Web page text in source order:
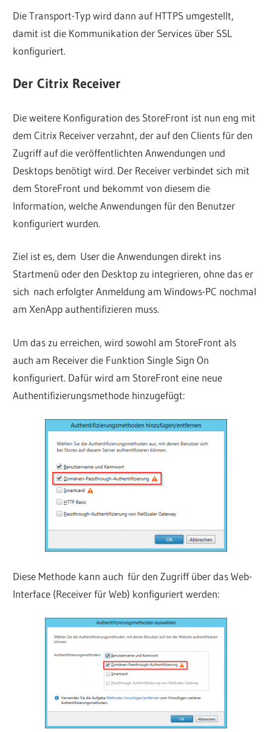
Die Transport-Typ wird dann auf HTTPS umgestellt,
damit ist die Kommunikation der Services über SSL
konfiguriert.
Der Citrix Receiver
Die weitere Konfiguration des StoreFront ist nun eng mit
dem Citrix Receiver verzahnt, der auf den Clients für den
Zugriff auf die veröffentlichten Anwendungen und
Desktops benötigt wird. Der Receiver verbindet sich mit
dem StoreFront und bekommt von diesem die
Information, welche Anwendungen für den Benutzer
konfiguriert wurden.
Ziel ist es, dem User die Anwendungen direkt ins
Startmenü oder den Desktop zu integrieren, ohne das er
sich nach erfolgter Anmeldung am Windows-PC nochmal
am XenApp authentifizieren muss.
Um das zu erreichen, wird sowohl am StoreFront als
auch am Receiver die Funktion Single Sign On
konfiguriert. Dafür wird am StoreFront eine neue
Authentifizierungsmethode hinzugefügt:
Diese Methode kann auch für den Zugriff über das Web-
Interface (Receiver für Web) konfiguriert werden: